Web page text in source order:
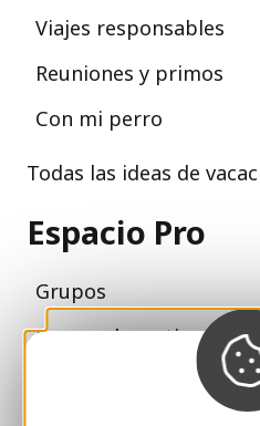
Viajes responsables
Reuniones y primos
Con mi perro
Todas las ideas de
Espacio Pro
Grupos
Pausas deportivas
100% Club Gaillard